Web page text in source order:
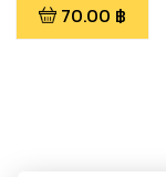
70.00 ฿